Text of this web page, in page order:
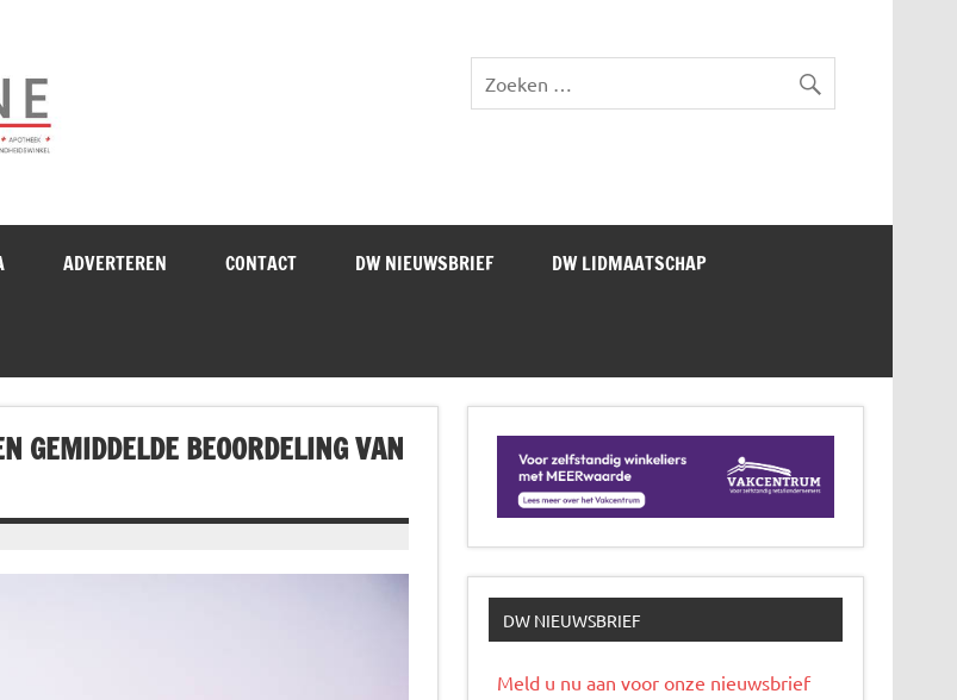
Drogistenweekblad DW Magazine
ADVERTEREN CONTACT DW NIEUWSBRIEF DW LIDMAATSCHAP
GEMIDDELDE BEOORDELING VAN
DW NIEUWSBRIEF
Meld u nu aan voor onze nieuwsbrief